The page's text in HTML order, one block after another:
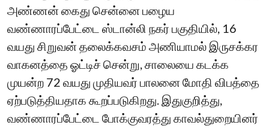
அண்ணன் கைது சென்னை பழைய
வண்ணாரப்பேட்டை ஸ்டான்லி நகர் பகுதியில், 16
வயது சிறுவன் தலைக்கவசம் அணியாமல் இருசக்கர
வாகனத்தை ஓட்டிச் சென்று, சாலையை கடக்க
முயன்ற 72 வயது முதியவர் பாலனை மோதி விபத்தை
ஏற்படுத்தியதாக கூறப்படுகிறது. இதுகுறித்து,
வண்ணாரப்பேட்டை போக்குவரத்து காவல்துறையினர்